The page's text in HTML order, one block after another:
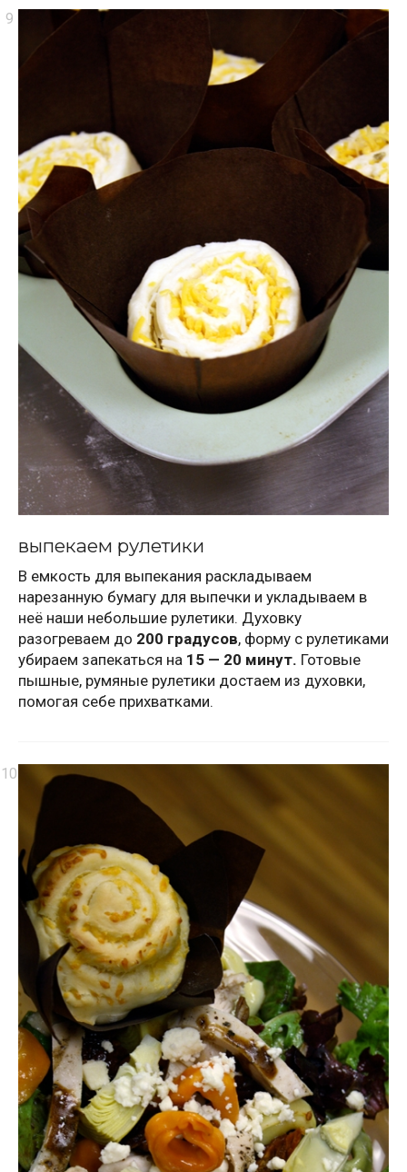
выпекаем рулетики
В емкость для выпекания раскладываем
нарезанную бумагу для выпечки и укладываем в
неё наши небольшие рулетики. Духовку
разогреваем до 200 градусов, форму с рулетиками
убираем запекаться на 15 — 20 минут. Готовые
пышные, румяные рулетики достаем из духовки,
помогая себе прихватками.